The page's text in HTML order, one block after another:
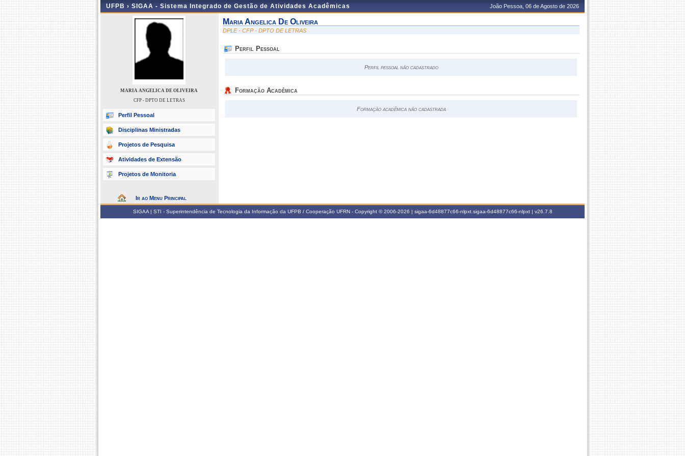
UFPB › SIGAA - Sistema Integrado de Gestão de Atividades Acadêmicas João Pessoa, 06 de Agosto de 2026
MARIA ANGELICA DE OLIVEIRA
CFP - DPTO DE LETRAS
Perfil Pessoal
Disciplinas Ministradas
Projetos de Pesquisa
Atividades de Extensão
Projetos de Monitoria
Ir ao Menu Principal
Maria Angelica De Oliveira
DPLE - CFP - DPTO DE LETRAS
Perfil Pessoal
Perfil pessoal não cadastrado
Formação Acadêmica
Formação acadêmica não cadastrada
SIGAA | STI - Superintendência de Tecnologia da Informação da UFPB / Cooperação UFRN - Copyright © 2006-2026 | sigaa-6d48877c66-nlpxt.sigaa-6d48877c66-nlpxt | v26.7.8